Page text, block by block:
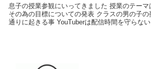
息子の授業参観にいってきました 授業のテーマ
その為の目標についての発表 クラスの男の子の
通りに起きる事 YouTuberは配信時間を守らな